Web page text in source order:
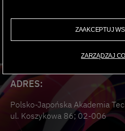
ADRES:
Polsko-Japońska Akademia
ul. Koszykowa 86; 02-006
ZAAKCEPTUJ
ZARZĄDZAJ